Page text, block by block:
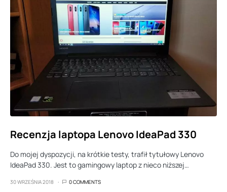
Recenzja laptopa Lenovo IdeaPad 330
Do mojej dyspozycji, na krótkie testy, trafił tytułowy Lenovo
IdeaPad 330. Jest to gamingowy laptop z nieco niższej…
30 WRZEŚNIA 2018 0 COMMENTS